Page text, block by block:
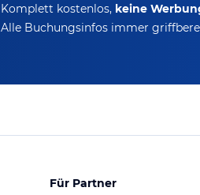
Komplett kostenlos, keine
Alle Buchungsinfos immer
Für Partner